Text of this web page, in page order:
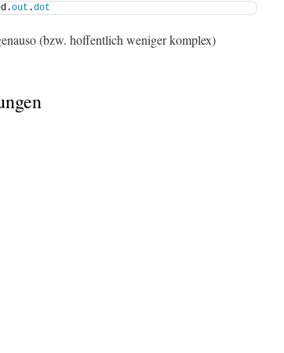
out .dot
(bzw. hoffentlich weniger komplex)